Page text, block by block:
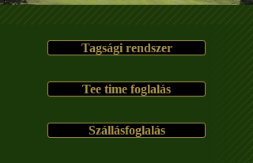
Tagsági rendszer
Tee time foglalás
Szállásfoglalás